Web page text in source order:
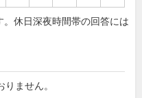
休日深夜時間帯の回答には
ません。